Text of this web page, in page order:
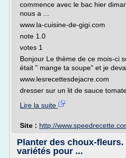
commence avec le bac hier
nous a ...
www.la-cuisine-de-gigi.com
note 1.0
votes 1
Bonjour Le thème de ce mois-ci
était " mange ta soupe" et je
www.lesrecettesdejacre.com
dresser sur un lit de sauce
Lire la suite
Site : http://
Planter des choux-
variétés pour ...